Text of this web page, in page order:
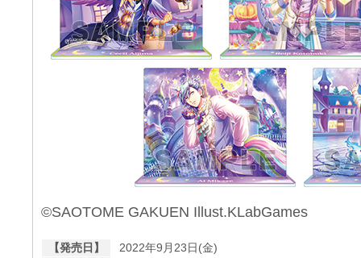
©SAOTOME GAKUEN Illust.KLabGames
【発売日】
2022年9月23日(金)